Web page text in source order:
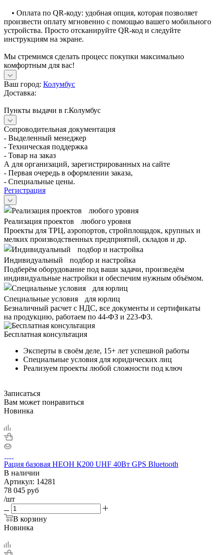
• Оплата по QR-коду: удобная опция, которая позволяет
произвести оплату мгновенно с помощью вашего мобильного
устройства. Просто отсканируйте QR-код и следуйте
инструкциям на экране.
Мы стремимся сделать процесс покупки максимально
комфортным для вас!
Ваш город: Колумбус
Доставка:
Пункты выдачи в г.Колумбус
Сопроводительная документация
- Выделенный менеджер
- Техническая поддержка
- Товар на заказ
А для организаций, зарегистрированных на сайте
- Первая очередь в оформлении заказа,
- Специальные цены.
Регистрация
Реализация проектов любого уровня
Проекты для ТРЦ, аэропортов, стройплощадок, крупных и
мелких производственных предприятий, складов и др.
Индивидуальный подбор и настройка
Подберём оборудование под ваши задачи, произведём
индивидуальные настройки и обеспечим нужным объёмом.
Специальные условия для юрлиц
Безналичный расчет с НДС, все документы и сертификаты
на продукцию, работаем по 44-ФЗ и 223-ФЗ.
Бесплатная консультация
Эксперты в своём деле, 15+ лет успешной работы
Специальные условия для юридических лиц
Реализуем проекты любой сложности под ключ
Записаться
Вам может понравиться
Новинка
Рация базовая НЕОН К200 UHF 40Вт GPS Bluetooth
В наличии
Артикул: 14281
78 045 руб
/шт
В корзину
Новинка